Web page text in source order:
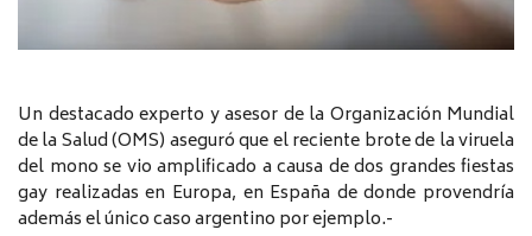
Un destacado experto y asesor de la Organización Mundial
de la Salud (OMS) aseguró que el reciente brote de la viruela
del mono se vio amplificado a causa de dos grandes fiestas
gay realizadas en Europa, en España de donde provendría
además el único caso argentino por ejemplo.-